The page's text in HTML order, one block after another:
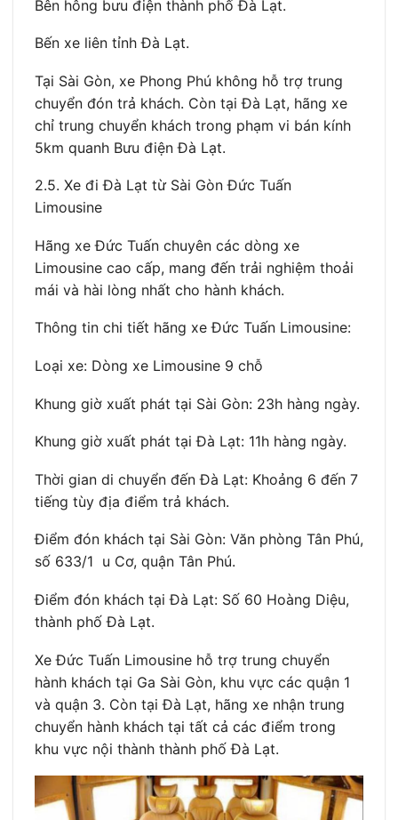
Bên hông bưu điện thành phố Đà Lạt.
Bến xe liên tỉnh Đà Lạt.
Tại Sài Gòn, xe Phong Phú không hỗ trợ trung
chuyển đón trả khách. Còn tại Đà Lạt, hãng xe
chỉ trung chuyển khách trong phạm vi bán kính
5km quanh Bưu điện Đà Lạt.
2.5. Xe đi Đà Lạt từ Sài Gòn Đức Tuấn
Limousine
Hãng xe Đức Tuấn chuyên các dòng xe
Limousine cao cấp, mang đến trải nghiệm thoải
mái và hài lòng nhất cho hành khách.
Thông tin chi tiết hãng xe Đức Tuấn Limousine:
Loại xe: Dòng xe Limousine 9 chỗ
Khung giờ xuất phát tại Sài Gòn: 23h hàng ngày.
Khung giờ xuất phát tại Đà Lạt: 11h hàng ngày.
Thời gian di chuyển đến Đà Lạt: Khoảng 6 đến 7
tiếng tùy địa điểm trả khách.
Điểm đón khách tại Sài Gòn: Văn phòng Tân Phú,
số 633/1 u Cơ, quận Tân Phú.
Điểm đón khách tại Đà Lạt: Số 60 Hoàng Diệu,
thành phố Đà Lạt.
Xe Đức Tuấn Limousine hỗ trợ trung chuyển
hành khách tại Ga Sài Gòn, khu vực các quận 1
và quận 3. Còn tại Đà Lạt, hãng xe nhận trung
chuyển hành khách tại tất cả các điểm trong
khu vực nội thành thành phố Đà Lạt.